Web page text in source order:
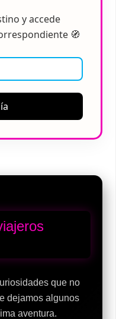
y accede
🧭
que no
dejamos algunos
aventura.